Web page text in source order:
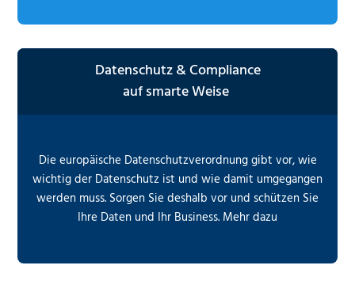
Datenschutz & Compliance
auf smarte Weise
Die europäische Datenschutzverordnung gibt vor, wie
wichtig der Datenschutz ist und wie damit umgegangen
werden muss. Sorgen Sie deshalb vor und schützen Sie
Ihre Daten und Ihr Business. Mehr dazu